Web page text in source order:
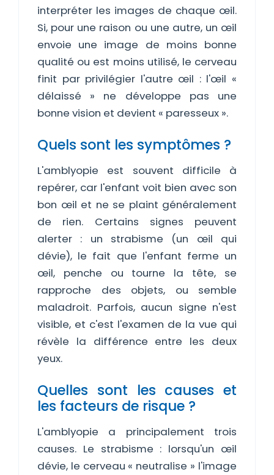
interpréter les images de chaque œil.
Si, pour une raison ou une autre, un œil
envoie une image de moins bonne
qualité ou est moins utilisé, le cerveau
finit par privilégier l'autre œil : l'œil «
délaissé » ne développe pas une
bonne vision et devient « paresseux ».
Quels sont les symptômes ?
L'amblyopie est souvent difficile à
repérer, car l'enfant voit bien avec son
bon œil et ne se plaint généralement
de rien. Certains signes peuvent
alerter : un strabisme (un œil qui
dévie), le fait que l'enfant ferme un
œil, penche ou tourne la tête, se
rapproche des objets, ou semble
maladroit. Parfois, aucun signe n'est
visible, et c'est l'examen de la vue qui
révèle la différence entre les deux
yeux.
Quelles sont les causes et
les facteurs de risque ?
L'amblyopie a principalement trois
causes. Le strabisme : lorsqu'un œil
dévie, le cerveau « neutralise » l'image